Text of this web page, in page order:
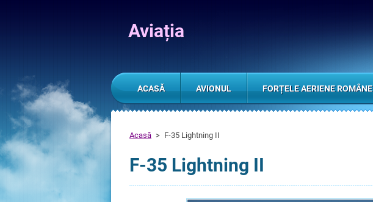
Aviația
Acasă > F-35 Lightning II
F-35 Lightning II
ACASĂ AVIONUL FORȚELE AERIENE ROMÂNE